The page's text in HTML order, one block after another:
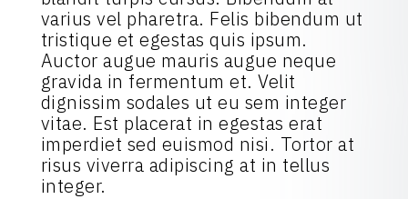
varius vel pharetra. Felis bibendum ut
tristique et egestas quis ipsum.
Auctor augue mauris augue neque
gravida in fermentum et. Velit
dignissim sodales ut eu sem integer
vitae. Est placerat in egestas erat
imperdiet sed euismod nisi. Tortor at
risus viverra adipiscing at in tellus
integer.